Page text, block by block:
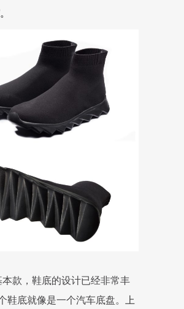
本款，鞋底的设计已经非常丰
鞋底就像是一个汽车底盘。
上